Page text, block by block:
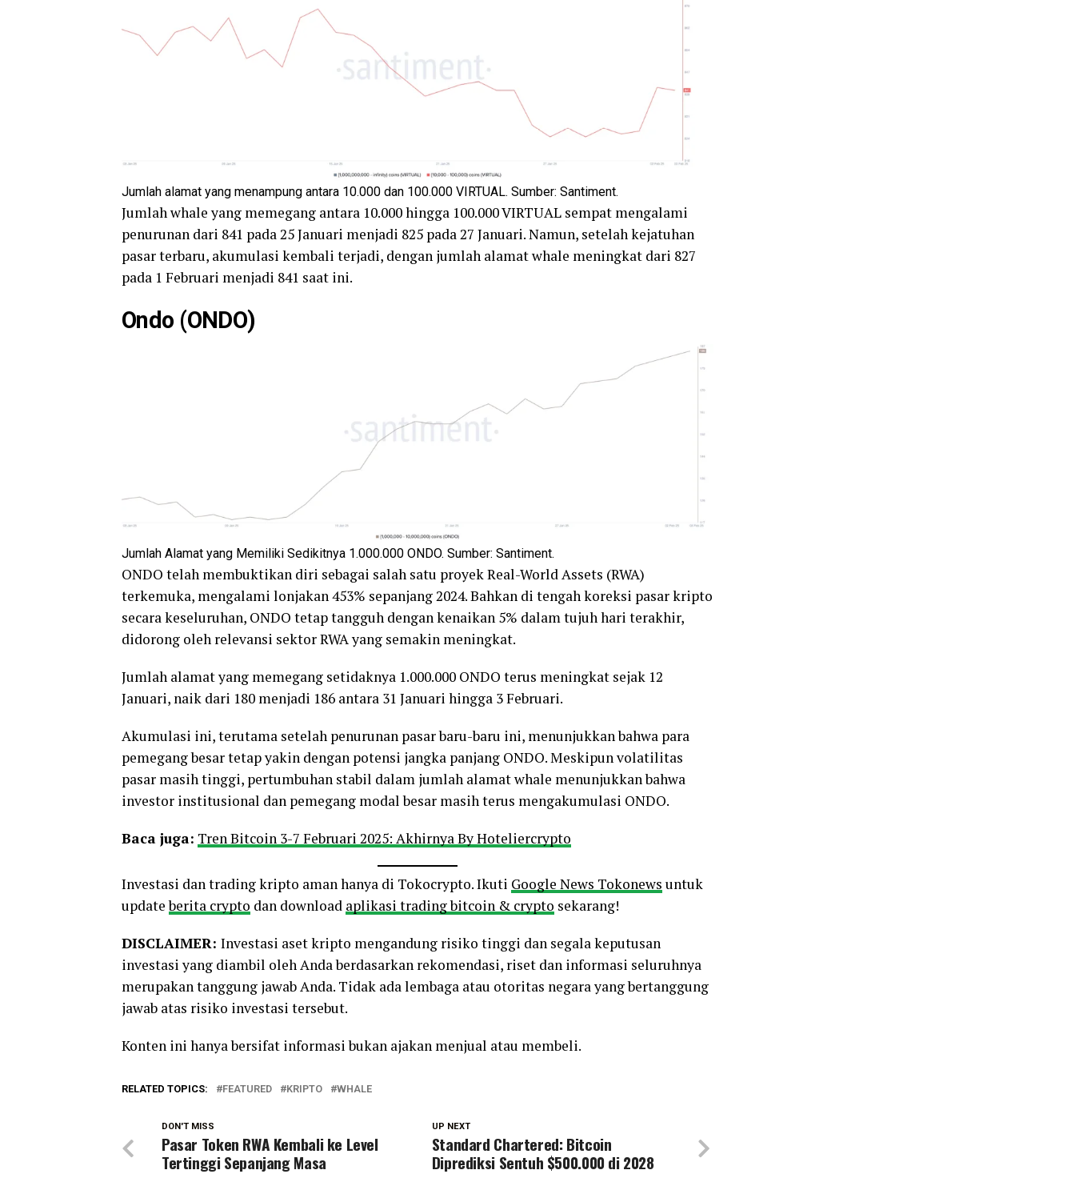
Jumlah alamat yang menampung antara 10.000 dan 100.000 VIRTUAL. Sumber: Santiment.
Jumlah whale yang memegang antara 10.000 hingga 100.000 VIRTUAL sempat mengalami
penurunan dari 841 pada 25 Januari menjadi 825 pada 27 Januari. Namun, setelah kejatuhan
pasar terbaru, akumulasi kembali terjadi, dengan jumlah alamat whale meningkat dari 827
pada 1 Februari menjadi 841 saat ini.
Ondo (ONDO)
Jumlah Alamat yang Memiliki Sedikitnya 1.000.000 ONDO. Sumber: Santiment.
ONDO telah membuktikan diri sebagai salah satu proyek Real-World Assets (RWA)
terkemuka, mengalami lonjakan 453% sepanjang 2024. Bahkan di tengah koreksi pasar kripto
secara keseluruhan, ONDO tetap tangguh dengan kenaikan 5% dalam tujuh hari terakhir,
didorong oleh relevansi sektor RWA yang semakin meningkat.
Jumlah alamat yang memegang setidaknya 1.000.000 ONDO terus meningkat sejak 12
Januari, naik dari 180 menjadi 186 antara 31 Januari hingga 3 Februari.
Akumulasi ini, terutama setelah penurunan pasar baru-baru ini, menunjukkan bahwa para
pemegang besar tetap yakin dengan potensi jangka panjang ONDO. Meskipun volatilitas
pasar masih tinggi, pertumbuhan stabil dalam jumlah alamat whale menunjukkan bahwa
investor institusional dan pemegang modal besar masih terus mengakumulasi ONDO.
Baca juga: Tren Bitcoin 3-7 Februari 2025: Akhirnya By Hoteliercrypto
Investasi dan trading kripto aman hanya di Tokocrypto. Ikuti Google News Tokonews untuk
updateberita crypto dan download aplikasi trading bitcoin & crypto sekarang!
DISCLAIMER: Investasi aset kripto mengandung risiko tinggi dan segala keputusan
investasi yang diambil oleh Anda berdasarkan rekomendasi, riset dan informasi seluruhnya
merupakan tanggung jawab Anda. Tidak ada lembaga atau otoritas negara yang bertanggung
jawab atas risiko investasi tersebut.
Konten ini hanya bersifat informasi bukan ajakan menjual atau membeli.
RELATED TOPICS: FEATURED KRIPTO WHALE
UP NEXT
Standard Chartered: Bitcoin
Diprediksi Sentuh $500.000 di 2028
DON'T MISS
Pasar Token RWA Kembali ke Level
Tertinggi Sepanjang Masa